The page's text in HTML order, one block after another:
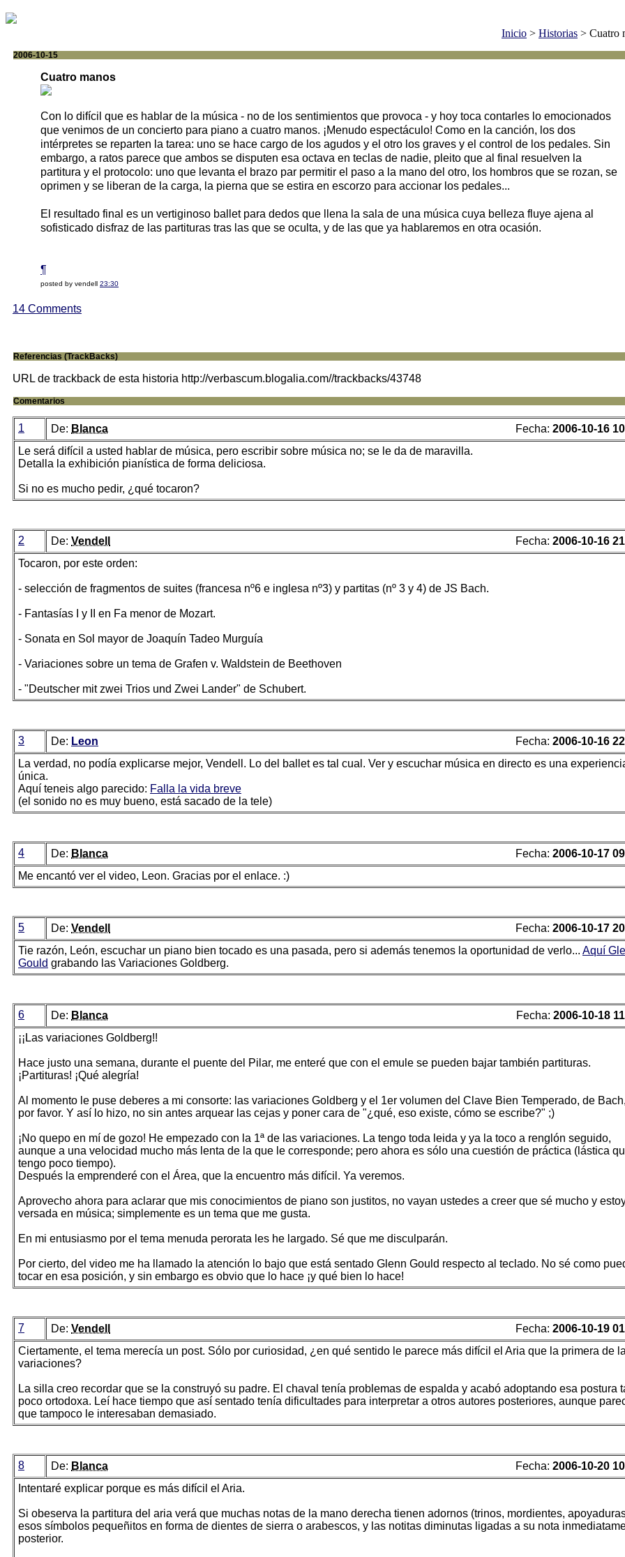
Inicio > Historias > Cuatro
2006-10-15
Cuatro manos
Con lo difícil que es hablar de la música - no de los sentimientos que provoca - y hoy toca contarles lo emocionados
que venimos de un concierto para piano a cuatro manos. ¡Menudo espectáculo! Como en la canción, los dos
intérpretes se reparten la tarea: uno se hace cargo de los agudos y el otro los graves y el control de los pedales. Sin
embargo, a ratos parece que ambos se disputen esa octava en teclas de nadie, pleito que al final resuelven la
partitura y el protocolo: uno que levanta el brazo par permitir el paso a la mano del otro, los hombros que se rozan, se
oprimen y se liberan de la carga, la pierna que se estira en escorzo para accionar los pedales...
El resultado final es un vertiginoso ballet para dedos que llena la sala de una música cuya belleza fluye ajena al
sofisticado disfraz de las partituras tras las que se oculta, y de las que ya hablaremos en otra ocasión.
¶
posted by vendell 23:30
14 Comments
Referencias (TrackBacks)
URL de trackback de esta historia http://verbascum.blogalia.com//trackbacks/43748
Comentarios
1 De: Blanca Fecha: 2006-10-16
Le será difícil a usted hablar de música, pero escribir sobre música no; se le da de maravilla.
Detalla la exhibición pianística de forma deliciosa.
Si no es mucho pedir, ¿qué tocaron?
2 De: Vendell Fecha: 2006-10-16
Tocaron, por este orden:
- selección de fragmentos de suites (francesa nº6 e inglesa nº3) y partitas (nº 3 y 4) de JS Bach.
- Fantasías I y II en Fa menor de Mozart.
- Sonata en Sol mayor de Joaquín Tadeo Murguía
- Variaciones sobre un tema de Grafen v. Waldstein de Beethoven
- "Deutscher mit zwei Trios und Zwei Lander" de Schubert.
3 De: Leon Fecha: 2006-10-16
La verdad, no podía explicarse mejor, Vendell. Lo del ballet es tal cual. Ver y escuchar música en directo es una
única.
Aquí teneis algo parecido: Falla la vida breve
(el sonido no es muy bueno, está sacado de la tele)
4 De: Blanca Fecha: 2006-10-17
Me encantó ver el video, Leon. Gracias por el enlace. :)
5 De: Vendell Fecha: 2006-10-17
Tie razón, León, escuchar un piano bien tocado es una pasada, pero si además tenemos la oportunidad de verlo... Aquí
Gould grabando las Variaciones Goldberg.
6 De: Blanca Fecha: 2006-10-18
¡¡Las variaciones Goldberg!!
Hace justo una semana, durante el puente del Pilar, me enteré que con el emule se pueden bajar también partituras.
¡Partituras! ¡Qué alegría!
Al momento le puse deberes a mi consorte: las variaciones Goldberg y el 1er volumen del Clave Bien Temperado, de Bach,
por favor. Y así lo hizo, no sin antes arquear las cejas y poner cara de "¿qué, eso existe, cómo se escribe?" ;)
¡No quepo en mí de gozo! He empezado con la 1ª de las variaciones. La tengo toda leida y ya la toco a renglón seguido,
aunque a una velocidad mucho más lenta de la que le corresponde; pero ahora es sólo una cuestión de práctica (lástica
tengo poco tiempo).
Después la emprenderé con el Área, que la encuentro más difícil. Ya veremos.
Aprovecho ahora para aclarar que mis conocimientos de piano son justitos, no vayan ustedes a creer que sé mucho y
versada en música; simplemente es un tema que me gusta.
En mi entusiasmo por el tema menuda perorata les he largado. Sé que me disculparán.
Por cierto, del video me ha llamado la atención lo bajo que está sentado Glenn Gould respecto al teclado. No sé como
tocar en esa posición, y sin embargo es obvio que lo hace ¡y qué bien lo hace!
7 De: Vendell Fecha: 2006-10-19
Ciertamente, el tema merecía un post. Sólo por curiosidad, ¿en qué sentido le parece más difícil el Aria que la primera de
variaciones?
La silla creo recordar que se la construyó su padre. El chaval tenía problemas de espalda y acabó adoptando esa postura
poco ortodoxa. Leí hace tiempo que así sentado tenía dificultades para interpretar a otros autores posteriores, aunque
que tampoco le interesaban demasiado.
8 De: Blanca Fecha: 2006-10-20
Intentaré explicar porque es más difícil el Aria.
Si obeserva la partitura del aria verá que muchas notas de la mano derecha tienen adornos (trinos, mordientes,
esos símbolos pequeñitos en forma de dientes de sierra o arabescos, y las notitas diminutas ligadas a su nota
posterior.